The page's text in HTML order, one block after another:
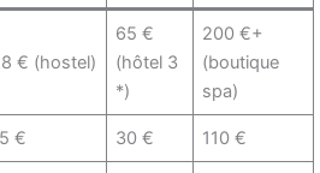
€ (hostel)
65 €
(hôtel 3
*)
200 €+
(boutique
spa)
€ 30 € 110 €